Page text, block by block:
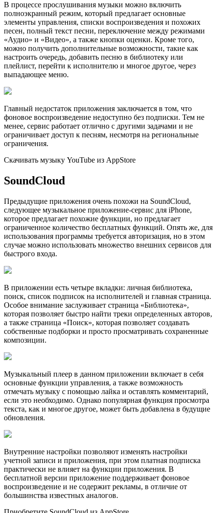
В процессе прослушивания музыки можно включить
полноэкранный режим, который предлагает основные
элементы управления, списки воспроизведения и похожих
песен, полный текст песни, переключение между режимами
«Аудио» и «Видео», а также кнопки оценки. Кроме того,
можно получить дополнительные возможности, такие как
настроить очередь, добавить песню в библиотеку или
плейлист, перейти к исполнителю и многое другое, через
выпадающее меню.
Главный недостаток приложения заключается в том, что
фоновое воспроизведение недоступно без подписки. Тем не
менее, сервис работает отлично с другими задачами и не
ограничивает доступ к песням, несмотря на региональные
ограничения.
Скачивать музыку YouTube из AppStore
SoundCloud
Предыдущие приложения очень похожи на SoundCloud,
следующее музыкальное приложение-сервис для iPhone,
которое предлагает похожие функции, но предлагает
ограниченное количество бесплатных функций. Опять же, для
использования программы требуется авторизация, но в этом
случае можно использовать множество внешних сервисов для
быстрого входа.
В приложении есть четыре вкладки: личная библиотека,
поиск, список подписок на исполнителей и главная страница.
Особое внимание заслуживает страница «Библиотека»,
которая позволяет быстро найти треки определенных авторов,
а также страница «Поиск», которая позволяет создавать
собственные подборки и просто просматривать сохраненные
композиции.
Музыкальный плеер в данном приложении включает в себя
основные функции управления, а также возможность
отмечать музыку с помощью лайка и оставлять комментарий,
если это необходимо. Однако популярная функция просмотра
текста, как и многое другое, может быть добавлена в будущие
обновления.
Внутренние настройки позволяют изменять настройки
учетной записи и приложения, при этом платная подписка
практически не влияет на функции приложения. В
бесплатной версии приложение поддерживает фоновое
воспроизведение и не содержит рекламы, в отличие от
большинства известных аналогов.